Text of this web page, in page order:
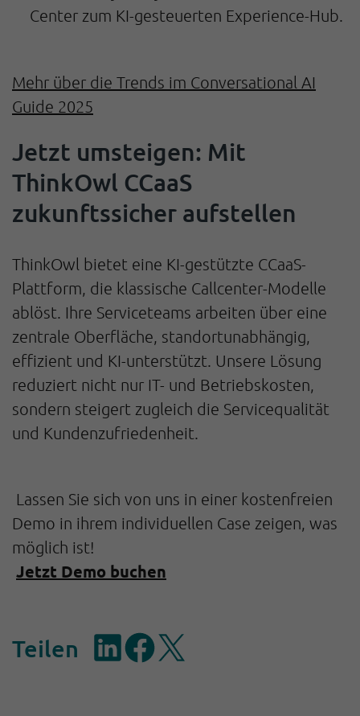
Center zum KI-gesteuerten Experience-Hub.
Mehr über die Trends im Conversational AI
Guide 2025
Jetzt umsteigen: Mit
ThinkOwl CCaaS
zukunftssicher aufstellen
ThinkOwl bietet eine KI-gestützte CCaaS-
Plattform, die klassische Callcenter-Modelle
ablöst. Ihre Serviceteams arbeiten über eine
zentrale Oberfläche, standortunabhängig,
effizient und KI-unterstützt. Unsere Lösung
reduziert nicht nur IT- und Betriebskosten,
sondern steigert zugleich die Servicequalität
und Kundenzufriedenheit.
Lassen Sie sich von uns in einer kostenfreien
Demo in ihrem individuellen Case zeigen, was
möglich ist!
Jetzt Demo buchen
Teilen